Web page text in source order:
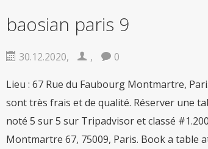
baosian paris 9
30.12.2020, , 0
Lieu : 67 Rue du Faubourg Montmartre,
sont très frais et de qualité. Réserver une
noté 5 sur 5 sur Tripadvisor et classé
Montmartre 67, 75009, Paris. Book a table